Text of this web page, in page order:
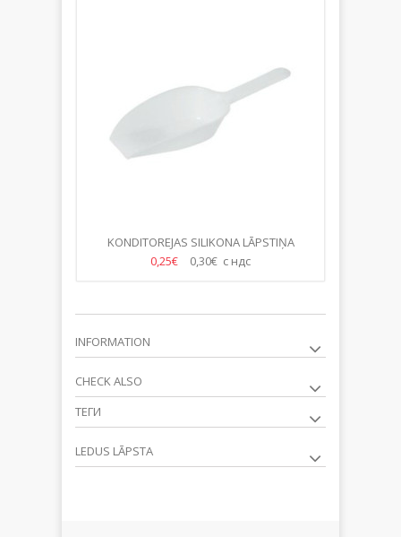
KONDITOREJAS SILIKONA LĀPSTIŅA
0,25€
0,30€ с ндс
INFORMATION
CHECK ALSO
ТЕГИ
LEDUS LĀPSTA